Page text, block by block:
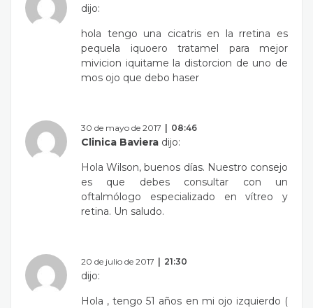
dijo:
hola tengo una cicatris en la rretina es
pequela iquoero tratamel para mejor
mivicion iquitame la distorcion de uno de
mos ojo que debo haser
30 de mayo de 2017 08:46
Clinica Baviera dijo:
Hola Wilson, buenos días. Nuestro consejo
es que debes consultar con un
oftalmólogo especializado en vítreo y
retina. Un saludo.
20 de julio de 2017 21:30
dijo:
Hola , tengo 51 años en mi ojo izquierdo (